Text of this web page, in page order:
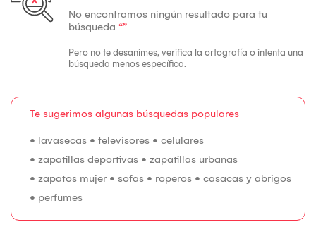
No encontramos ningún resultado para tu
búsqueda “”
Pero no te desanimes, verifica la ortografía o intenta una
búsqueda menos específica.
Te sugerimos algunas búsquedas populares
• lavasecas • televisores • celulares
• zapatillas deportivas • zapatillas urbanas
• zapatos mujer • sofas • roperos • casacas y abrigos
• perfumes